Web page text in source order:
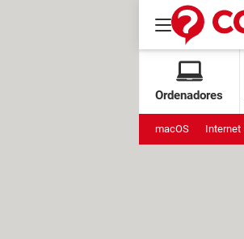
Ordenadores
macOS Internet